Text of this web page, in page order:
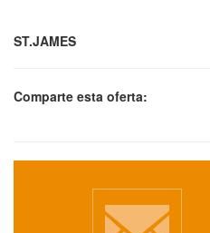
ST.JAMES
Comparte esta oferta: